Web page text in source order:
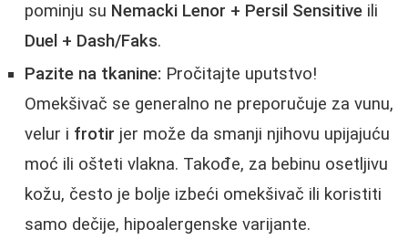
pominju su Nemacki Lenor + Persil Sensitive ili
Duel + Dash/Faks.
Pazite na tkanine: Pročitajte uputstvo!
Omekšivač se generalno ne preporučuje za vunu,
velur i frotir jer može da smanji njihovu upijajuću
moć ili ošteti vlakna. Takođe, za bebinu osetljivu
kožu, često je bolje izbeći omekšivač ili koristiti
samo dečije, hipoalergenske varijante.